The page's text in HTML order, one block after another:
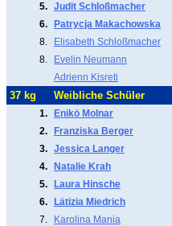
5. Judit Schloßmacher
6.
Patrycja Makachowska
8.
Elisabeth Schloßmacher
8.
Evelin Neumann
Adrienn Kisreti
37 kg Weibliche Schüler
1. Enikö Molnar
2.
Franziska Berger
3. Jessica Langer
4.
Natalie Krah
5.
Laura Hinsche
6.
Lätizia Miedrich
7.
Karolina Mania